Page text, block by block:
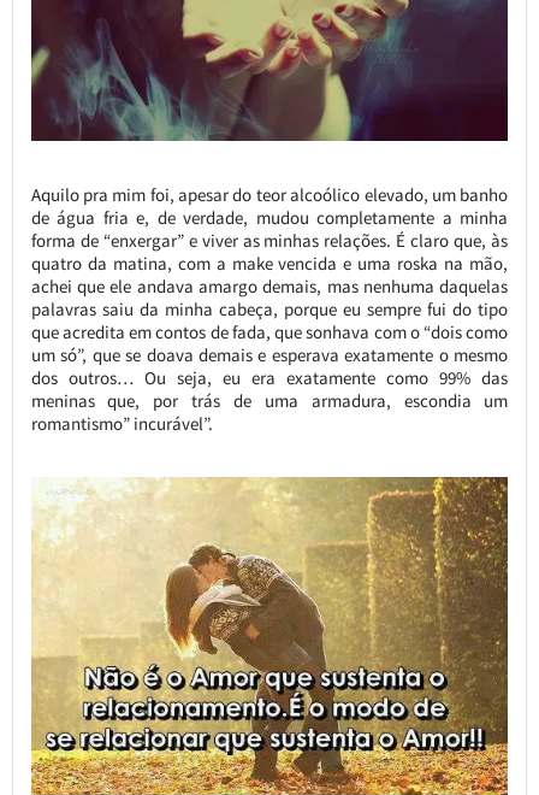
Aquilo pra mim foi, apesar do teor alcoólico elevado, um banho
de água fria e, de verdade, mudou completamente a minha
forma de “enxergar” e viver as minhas relações. É claro que, às
quatro da matina, com a make vencida e uma roska na mão,
achei que ele andava amargo demais, mas nenhuma daquelas
palavras saiu da minha cabeça, porque eu sempre fui do tipo
que acredita em contos de fada, que sonhava com o “dois como
um só”, que se doava demais e esperava exatamente o mesmo
dos outros… Ou seja, eu era exatamente como 99% das
meninas que, por trás de uma armadura, escondia um
romantismo” incurável”.